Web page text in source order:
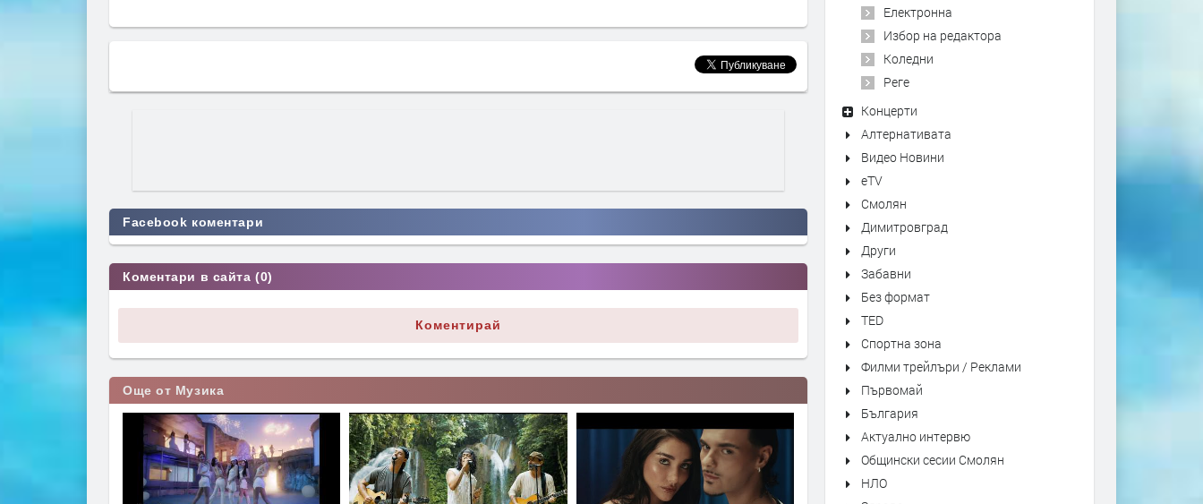
Facebook коментари
Коментари в сайта (0)
Коментирай
Още от Музика
Електронна
Избор на редактора
Коледни
Реге
Концерти
Алтернативата
Видео Новини
eTV
Смолян
Димитровград
Други
Забавни
Без формат
TED
Спортна зона
Филми трейлъри / Реклами
Първомай
България
Актуално интервю
Общински сесии Смолян
НЛО